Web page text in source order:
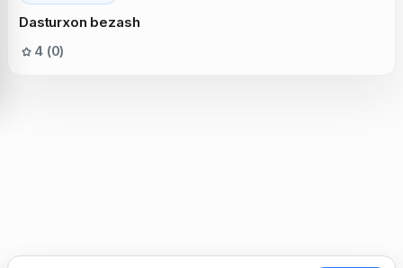
Dasturxon bezash
4 (0)